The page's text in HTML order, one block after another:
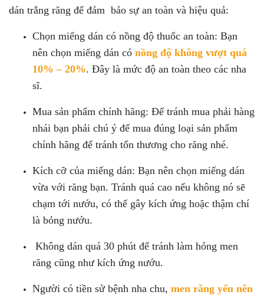
dán trắng răng để đảm bảo sự an toàn và hiệu quả:
Chọn miếng dán có nồng độ thuốc an toàn: Bạn
nên chọn miếng dán có nồng độ không vượt quá
10% – 20%. Đây là mức độ an toàn theo các nha
sĩ.
Mua sản phẩm chính hãng: Để tránh mua phải hàng
nhái bạn phải chú ý để mua đúng loại sản phẩm
chính hãng để tránh tổn thương cho răng nhé.
Kích cỡ của miếng dán: Bạn nên chọn miếng dán
vừa với răng bạn. Tránh quá cao nếu không nó sẽ
chạm tới nướu, có thể gây kích ứng hoặc thậm chí
là bỏng nướu.
Không dán quá 30 phút để tránh làm hỏng men
răng cũng như kích ứng nướu.
Người có tiền sử bệnh nha chu, men răng yếu nên